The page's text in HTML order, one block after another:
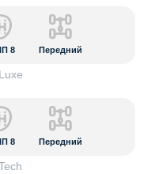
8 Передний
8 Передний